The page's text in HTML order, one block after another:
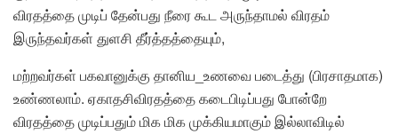
விரதத்தை முடிப் தேன்பது நீரை கூட அருந்தாமல் விரதம்
இருந்தவர்கள் துளசி தீர்த்தத்தையும்,
மற்றவர்கள் பகவானுக்கு தானிய_உணவை படைத்து (பிரசாதமாக)
உண்ணலாம். ஏகாதசிவிரதத்தை கடைபிடிப்பது போன்றே
விரதத்தை முடிப்பதும் மிக மிக முக்கியமாகும் இல்லாவிடில்